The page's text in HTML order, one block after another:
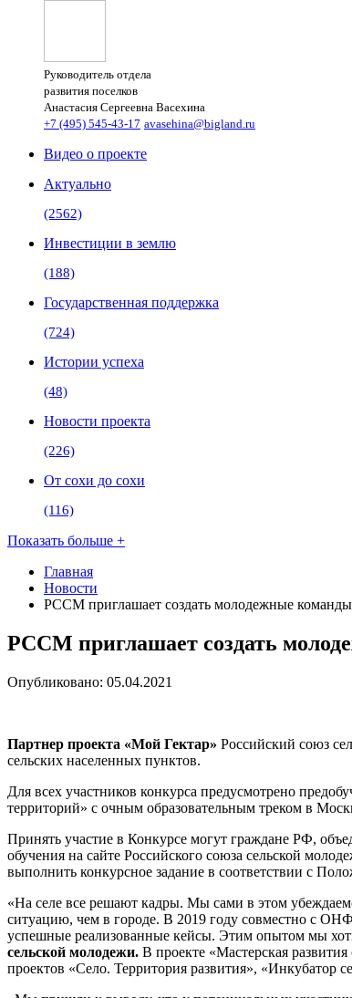
Руководитель отдела
развития поселков
Анастасия Сергеевна Васехина
+7 (495) 545-43-17 avasehina@bigland.ru
Видео о проекте
Актуально
(2562)
Инвестиции в землю
(188)
Государственная поддержка
(724)
Истории успеха
(48)
Новости проекта
(226)
От сохи до сохи
(116)
Показать больше +
Главная
Новости
РССМ приглашает создать молодежные
РССМ приглашает создать
Опубликовано: 05.04.2021
Партнер проекта «Мой Гектар» Российский союз
сельских населенных пунктов.
Для всех участников конкурса предусмотрено
территорий» с очным образовательным треком в
Принять участие в Конкурсе могут граждане РФ,
обучения на сайте Российского союза сельской
выполнить конкурсное задание в соответствии с
«На селе все решают кадры. Мы сами в этом
ситуацию, чем в городе. В 2019 году совместно с
успешные реализованные кейсы. Этим опытом мы
сельской молодежи. В проекте «Мастерская
проектов «Село. Территория развития», «Инкубатор